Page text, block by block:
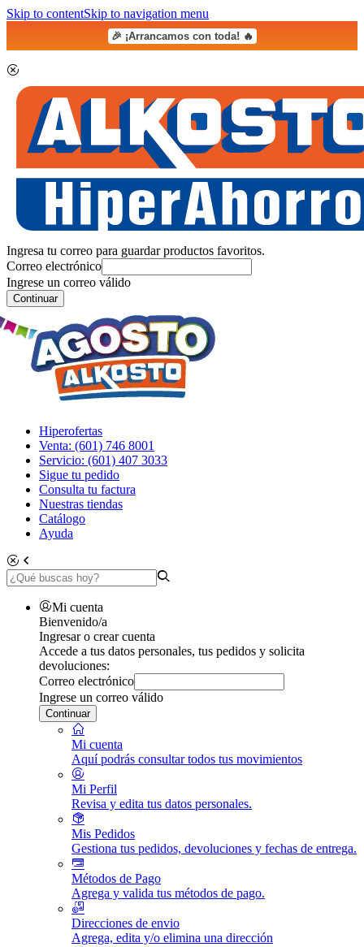
Skip to contentSkip to navigation menu
🎉 ¡Arrancamos con toda! 🔥
Ingresa tu correo para guardar productos favoritos.
Correo electrónico
Ingrese un correo válido
Continuar
Hiperofertas
Venta: (601) 746 8001
Servicio: (601) 407 3033
Sigue tu pedido
Consulta tu factura
Nuestras tiendas
Catálogo
Ayuda
Mi cuenta
Bienvenido/a
Ingresar o crear cuenta
Accede a tus datos personales, tus pedidos y solicita
devoluciones:
Correo electrónico
Ingrese un correo válido
Continuar
Mi cuenta
Aquí podrás consultar todos tus movimientos
Mi Perfil
Revisa y edita tus datos personales.
Mis Pedidos
Gestiona tus pedidos, devoluciones y fechas de entrega.
Métodos de Pago
Agrega y valida tus métodos de pago.
Direcciones de envio
Agrega, edita y/o elimina una dirección